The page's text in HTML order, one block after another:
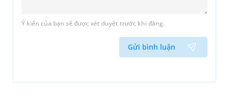
Ý kiến của bạn sẽ được xét duyệt trước khi đăng.
Gửi bình luận